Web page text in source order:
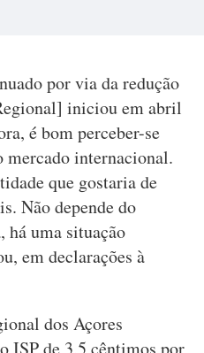
por via da redução
iniciou em abril
é bom perceber-se
mercado internacional.
que gostaria de
Não depende do
há uma situação
em declarações à
dos Açores
ISP de 3,5 cêntimos por